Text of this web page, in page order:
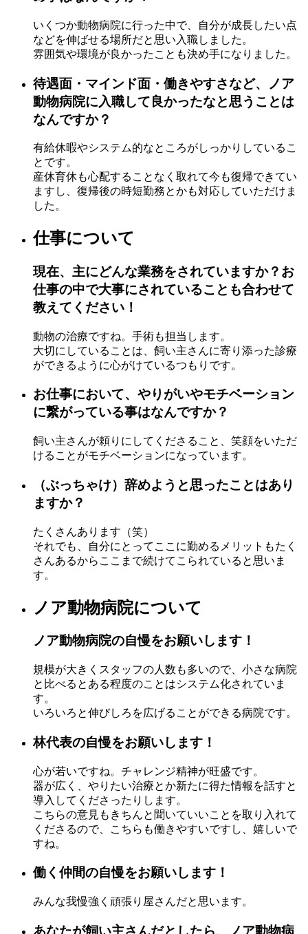
いくつか動物病院に行った中で、自分が成長したい点
などを伸ばせる場所だと思い入職しました。
雰囲気や環境が良かったことも決め手になりました。
待遇面・マインド面・働きやすさなど、ノア
動物病院に入職して良かったなと思うことは
なんですか？
有給休暇やシステム的なところがしっかりしているこ
とです。
産休育休も心配することなく取れて今も復帰できてい
ますし、復帰後の時短勤務とかも対応していただけま
した。
仕事について
現在、主にどんな業務をされていますか？お
仕事の中で大事にされていることも合わせて
教えてください！
動物の治療ですね。手術も担当します。
大切にしていることは、飼い主さんに寄り添った診療
ができるように心がけているつもりです。
お仕事において、やりがいやモチベーション
に繋がっている事はなんですか？
飼い主さんが頼りにしてくださること、笑顔をいただ
けることがモチベーションになっています。
（ぶっちゃけ）辞めようと思ったことはあり
ますか？
たくさんあります（笑）
それでも、自分にとってここに勤めるメリットもたく
さんあるからここまで続けてこられていると思いま
す。
ノア動物病院について
ノア動物病院の自慢をお願いします！
規模が大きくスタッフの人数も多いので、小さな病院
と比べるとある程度のことはシステム化されていま
す。
いろいろと伸びしろを広げることができる病院です。
林代表の自慢をお願いします！
心が若いですね。チャレンジ精神が旺盛です。
器が広く、やりたい治療とか新たに得た情報を話すと
導入してくださったりします。
こちらの意見もきちんと聞いていいことを取り入れて
くださるので、こちらも働きやすいですし、嬉しいで
すね。
働く仲間の自慢をお願いします！
みんな我慢強く頑張り屋さんだと思います。
あなたが飼い主さんだとしたら、ノア動物病